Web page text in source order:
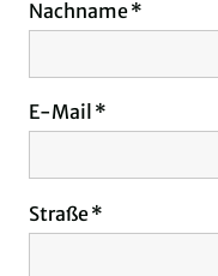
Nachname
E-Mail
Straße